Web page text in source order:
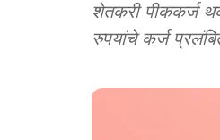
शेतकरी पीककर्ज
रुपयांचे कर्ज